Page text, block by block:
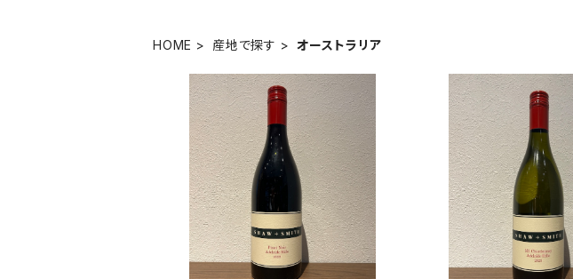
HOME 産地で探す オーストラリア